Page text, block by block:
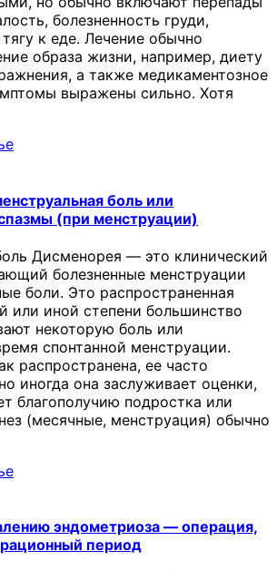
болезненность груди,
к еде. Лечение обычно
образа жизни, например, диету
а также медикаментозное
выражены сильно. Хотя
боль или
(при менструации)
Дисменорея — это клинический
болезненные менструации
боли. Это распространенная
или иной степени большинство
некоторую боль или
спонтанной менструации.
распространена, ее часто
иногда она заслуживает оценки,
благополучию подростка или
(месячные, менструация) обычно
эндометриоза — операция,
период